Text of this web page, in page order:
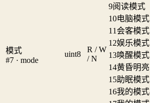
模式
#7 · mode
uint8
R / W
/ N
9阅读模式
10电脑模式
11 会客模式
12娱乐模式
13唤醒模式
14黄昏明亮
15助眠模式
16我的模